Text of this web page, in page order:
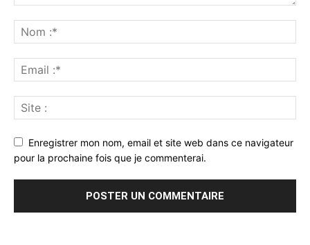
Enregistrer mon nom, email et site web dans ce navigateur
pour la prochaine fois que je commenterai.